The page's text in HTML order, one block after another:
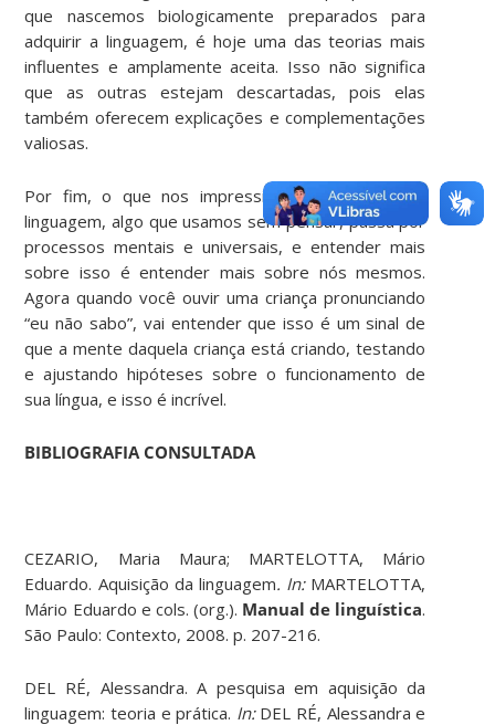
que nascemos biologicamente preparados para
adquirir a linguagem, é hoje uma das teorias mais
influentes e amplamente aceita. Isso não significa
que as outras estejam descartadas, pois elas
também oferecem explicações e complementações
valiosas.
Por fim, o que nos impressiona é saber que a
linguagem, algo que usamos sem pensar, passa por
processos mentais e universais, e entender mais
sobre isso é entender mais sobre nós mesmos.
Agora quando você ouvir uma criança pronunciando
“eu não sabo”, vai entender que isso é um sinal de
que a mente daquela criança está criando, testando
e ajustando hipóteses sobre o funcionamento de
sua língua, e isso é incrível.
BIBLIOGRAFIA CONSULTADA
CEZARIO, Maria Maura; MARTELOTTA, Mário
Eduardo. Aquisição da linguagem. In:MARTELOTTA,
Mário Eduardo e cols. (org.). Manual de linguística.
São Paulo: Contexto, 2008. p. 207-216.
DEL RÉ, Alessandra. A pesquisa em aquisição da
linguagem: teoria e prática. In:DEL RÉ, Alessandra e